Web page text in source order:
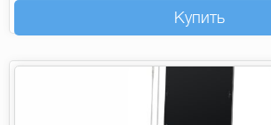
Купить